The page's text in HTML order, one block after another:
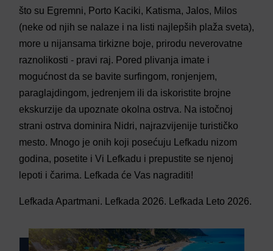
što su Egremni, Porto Kaciki, Katisma, Jalos, Milos
(neke od njih se nalaze i na listi najlepših plaža sveta),
more u nijansama tirkizne boje, prirodu neverovatne
raznolikosti - pravi raj. Pored plivanja imate i
mogućnost da se bavite surfingom, ronjenjem,
paraglajdingom, jedrenjem ili da iskoristite brojne
ekskurzije da upoznate okolna ostrva. Na istočnoj
strani ostrva dominira Nidri, najrazvijenije turističko
mesto. Mnogo je onih koji posećuju Lefkadu nizom
godina, posetite i Vi Lefkadu i prepustite se njenoj
lepoti i čarima. Lefkada će Vas nagraditi!
Lefkada Apartmani. Lefkada 2026. Lefkada Leto 2026.